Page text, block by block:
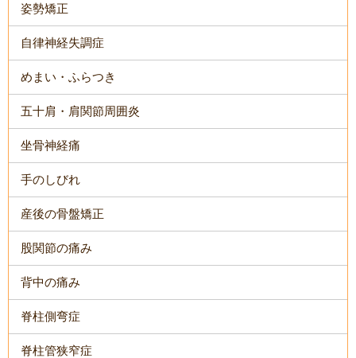
姿勢矯正
自律神経失調症
めまい・ふらつき
五十肩・肩関節周囲炎
坐骨神経痛
手のしびれ
産後の骨盤矯正
股関節の痛み
背中の痛み
脊柱側弯症
脊柱管狭窄症